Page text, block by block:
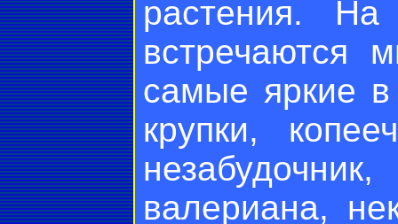
растения.
встречаются
самые яркие в
крупки,
валериана,